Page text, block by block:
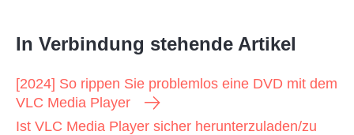
In Verbindung stehende Artikel
[2024] So rippen Sie problemlos eine DVD mit dem
VLC Media Player
Ist VLC Media Player sicher herunterzuladen/zu